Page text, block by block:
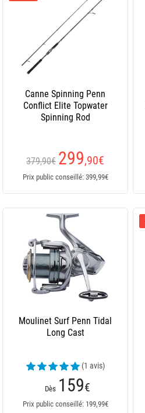
Canne Spinning Penn
Conflict Elite Topwater
Spinning Rod
379,90€ 299,90€
Prix public conseillé: 399,99€
Moulinet Surf Penn Tidal
Long Cast
(1 avis)
Dès 159€
Prix public conseillé: 199,99€